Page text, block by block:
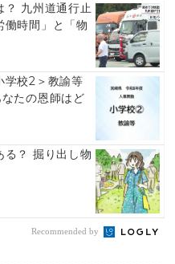
？ 九州道通行止
働時間」と「物
学校2＞教諭等
たの恩師はど
る？ 掘り出し物
Recommended by